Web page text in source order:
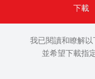
下載
我已閱讀和瞭解以
並希望下載指